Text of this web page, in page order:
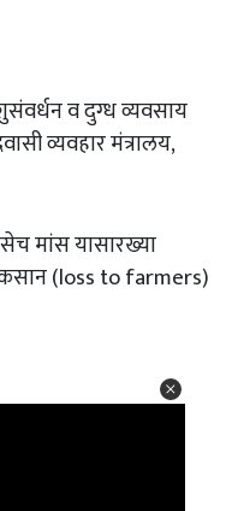
व दुग्ध व्यवसाय
व्यवहार मंत्रालय,
मांस यासारख्या
(loss to farmers)